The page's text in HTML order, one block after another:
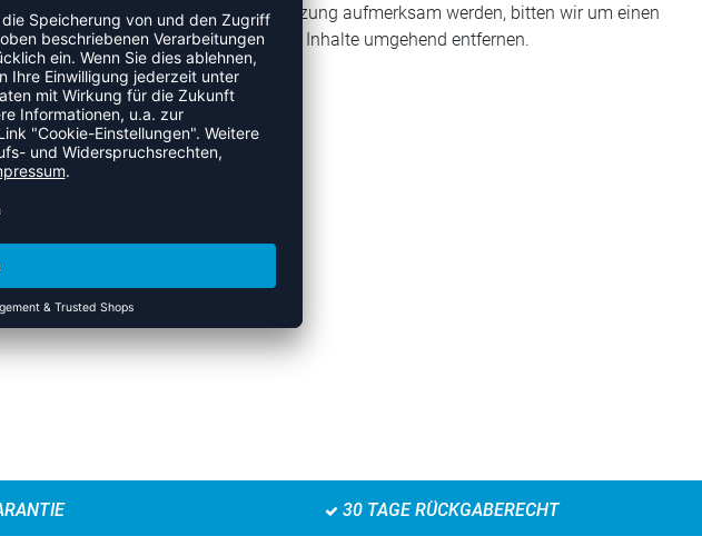
auf eine Urheberrechtsverletzung aufmerksam werden, bitten wir um einen
werden wir derartige Inhalte umgehend entfernen.
30 TAGE RÜCKGABERECHT